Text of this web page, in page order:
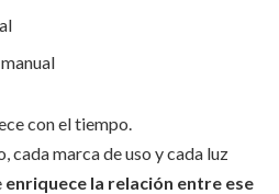
con el tiempo.
cada marca de uso y cada luz
enriquece la relación entre ese